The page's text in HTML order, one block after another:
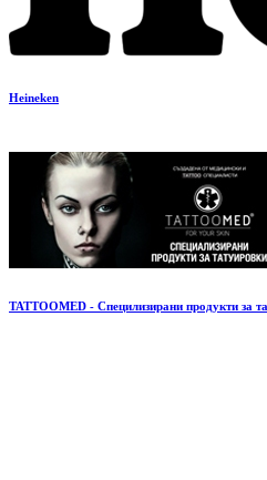
Heineken
TATTOOMED - Специлизирани продукти за